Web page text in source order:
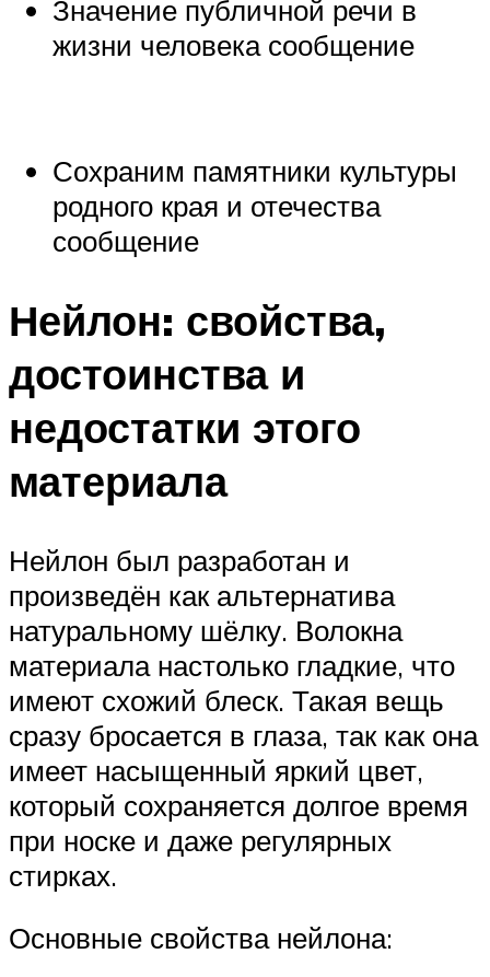
Значение публичной речи в
жизни человека сообщение
Сохраним памятники культуры
родного края и отечества
сообщение
Нейлон: свойства,
достоинства и
недостатки этого
материала
Нейлон был разработан и
произведён как альтернатива
натуральному шёлку. Волокна
материала настолько гладкие, что
имеют схожий блеск. Такая вещь
сразу бросается в глаза, так как она
имеет насыщенный яркий цвет,
который сохраняется долгое время
при носке и даже регулярных
стирках.
Основные свойства нейлона: